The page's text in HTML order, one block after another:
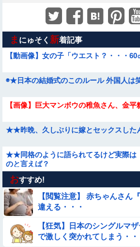
ま にゅそく 新着記事
【動画像】女の子「ウエスト？・・・60
◉★日本の結婚式のこのルール 外国人は
【画像】巨大マンボウの稚魚さん、金
★★昨晩、久しぶりに嫁とセックスした
★★同格のように語られてるけど実際は
のと言えば？
【動画】アンドロイドみたいな女子小学
【動画】力士さん、ボクサーをボコって
【朗報】メンヘラ女の子、可愛すぎると
ｗｗｗｗ
おすすめ!
【閲覧注意】 赤ちゃんさん
違える・・・
【狂気】日本のシングルマ
で激しく突かれてしまう・・